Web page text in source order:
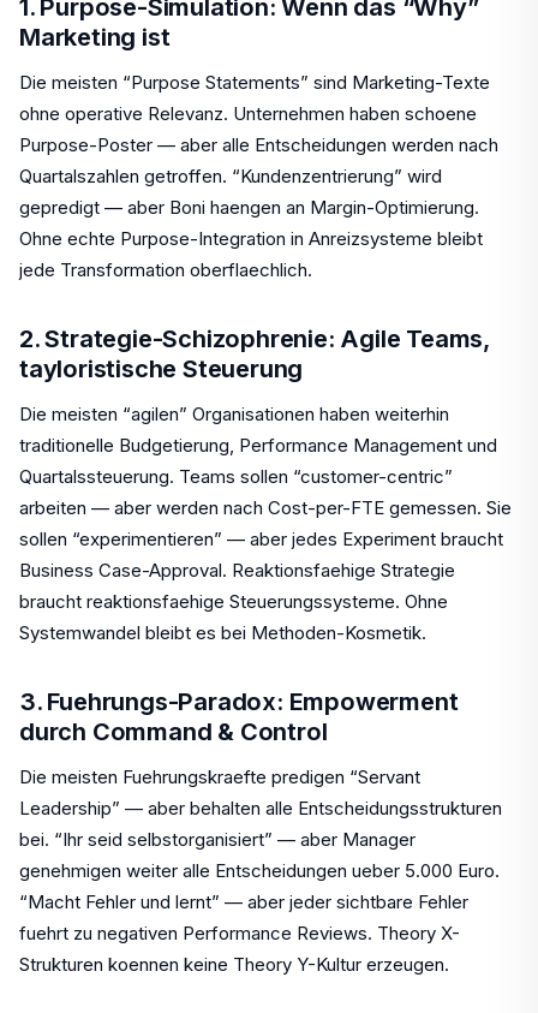
1. Purpose-Simulation: Wenn das “Why”
Marketing ist
Die meisten “Purpose Statements” sind Marketing-Texte
ohne operative Relevanz. Unternehmen haben schoene
Purpose-Poster — aber alle Entscheidungen werden nach
Quartalszahlen getroffen. “Kundenzentrierung” wird
gepredigt — aber Boni haengen an Margin-Optimierung.
Ohne echte Purpose-Integration in Anreizsysteme bleibt
jede Transformation oberflaechlich.
2. Strategie-Schizophrenie: Agile Teams,
tayloristische Steuerung
Die meisten “agilen” Organisationen haben weiterhin
traditionelle Budgetierung, Performance Management und
Quartalssteuerung. Teams sollen “customer-centric”
arbeiten — aber werden nach Cost-per-FTE gemessen. Sie
sollen “experimentieren” — aber jedes Experiment braucht
Business Case-Approval. Reaktionsfaehige Strategie
braucht reaktionsfaehige Steuerungssysteme. Ohne
Systemwandel bleibt es bei Methoden-Kosmetik.
3. Fuehrungs-Paradox: Empowerment
durch Command & Control
Die meisten Fuehrungskraefte predigen “Servant
Leadership” — aber behalten alle Entscheidungsstrukturen
bei. “Ihr seid selbstorganisiert” — aber Manager
genehmigen weiter alle Entscheidungen ueber 5.000 Euro.
“Macht Fehler und lernt” — aber jeder sichtbare Fehler
fuehrt zu negativen Performance Reviews. Theory X-
Strukturen koennen keine Theory Y-Kultur erzeugen.